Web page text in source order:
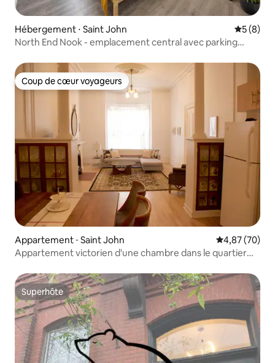
Hébergement ⋅ Saint John
5 (8)
North End Nook - emplacement central avec parking
Coup de cœur voyageurs
Coup de cœur voyageurs
Appartement ⋅ Saint John Évaluation
4,87 (70)
Appartement victorien d'une chambre dans le quartier
Superhôte
Superhôte